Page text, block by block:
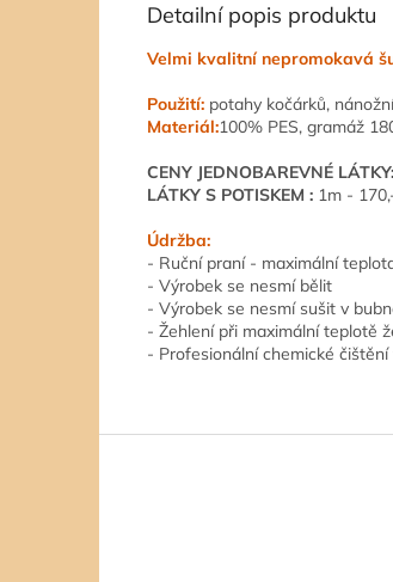
Detailní popis produktu
Velmi kvalitní nepromokavá
Použití: potahy kočárků,
Materiál:100% PES, gramáž
CENY JEDNOBAREVNÉ LÁTKY:
LÁTKY S POTISKEM : 1m -
Údržba:
- Ruční praní - maximální
- Výrobek se nesmí bělit
- Výrobek se nesmí sušit v
- Žehlení při maximální teplotě
- Profesionální chemické